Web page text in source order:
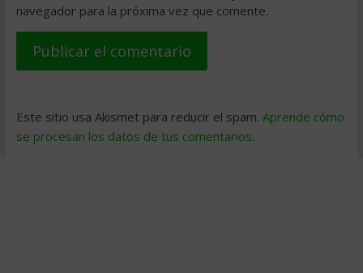
navegador para la próxima vez que comente.
Este sitio usa Akismet para reducir el spam. Aprende cómo
se procesan los datos de tus comentarios.